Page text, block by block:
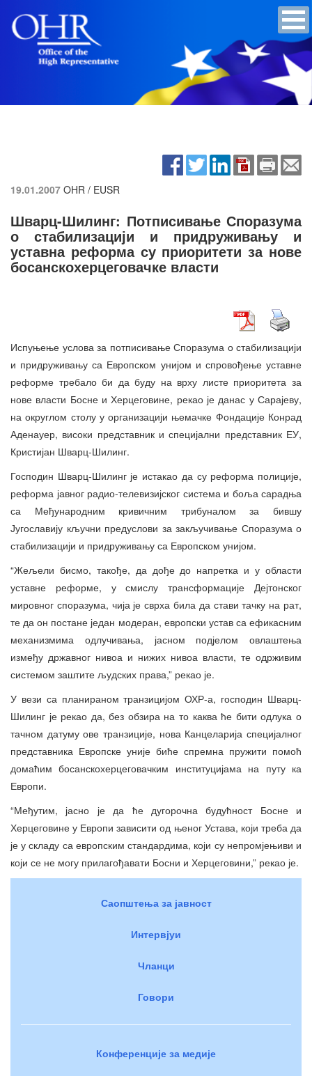
19.01.2007 OHR / EUSR
Шварц-Шилинг: Потписивање Споразума
о стабилизацији и придруживању и
уставна реформа су приоритети за нове
босанскохерцеговачке власти
Испуњење услова за потписивање Споразума о стабилизацији
и придруживању са Европском унијом и спровођење уставне
реформе требало би да буду на врху листе приоритета за
нове власти Босне и Херцеговине, рекао је данас у Сарајеву,
на округлом столу у организацији њемачке Фондације Конрад
Аденауер, високи представник и специјални представник ЕУ,
Кристијан Шварц-Шилинг.
Господин Шварц-Шилинг је истакао да су реформа полиције,
реформа јавног радио-телевизијског система и боља сарадња
са Међународним кривичним трибуналом за бившу
Југославију кључни предуслови за закључивање Споразума о
стабилизацији и придруживању са Европском унијом.
“Жељели бисмо, такође, да дође до напретка и у области
уставне реформе, у смислу трансформације Дејтонског
мировног споразума, чија је сврха била да стави тачку на рат,
те да он постане један модеран, европски устав са ефикасним
механизмима одлучивања, јасном подјелом овлаштења
између државног нивоа и нижих нивоа власти, те одрживим
системом заштите људских права,” рекао је.
У вези са планираном транзицијом ОХР-а, господин Шварц-
Шилинг је рекао да, без обзира на то каква ће бити одлука о
тачном датуму ове транзиције, нова Канцеларија специјалног
представника Европске уније биће спремна пружити помоћ
домаћим босанскохерцеговачким институцијама на путу ка
Европи.
“Међутим, јасно је да ће дугорочна будућност Босне и
Херцеговине у Европи зависити од њеног Устава, који треба да
је у складу са европским стандардима, који су непромјењиви и
који се не могу прилагођавати Босни и Херцеговини,” рекао је.
Саопштења за јавност
Интервјуи
Чланци
Говори
Конференције за медије